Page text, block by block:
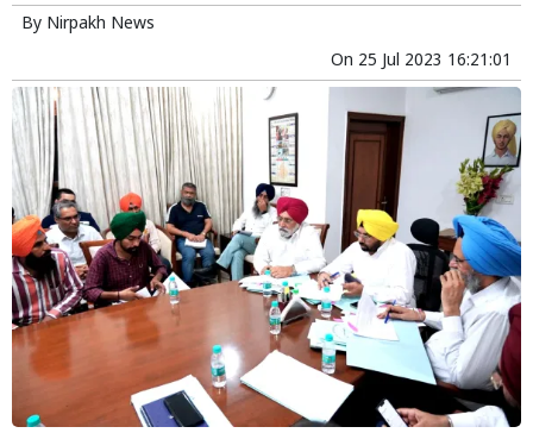
By Nirpakh News
On 25 Jul 2023 16:21:01